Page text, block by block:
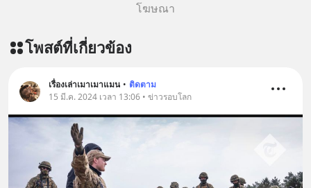
โฆษณา
โพสต์ที่เกี่ยวข้อง
เรื่องเล่าเมาเมาแมน • ติดตาม
15 มี.ค. 2024 เวลา 13:06 • ข่าวรอบโลก